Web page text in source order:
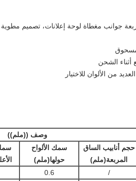
جوانب مغطاة لوحة إعلانات، تصميم مطوية
مسحوق
أثناء الشحن
من الألوان للاختيار
وصف ((ملم))
حجم أنابيب الساق
المربعة(ملم)
سمك الألواح
حولها(ملم)
/
0.6